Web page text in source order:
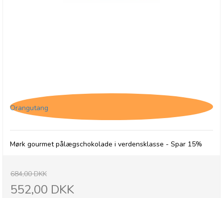
Orangutang
Mørk gourmet pålægschokolade i verdensklasse - Spar 15%
684,00 DKK
552,00 DKK